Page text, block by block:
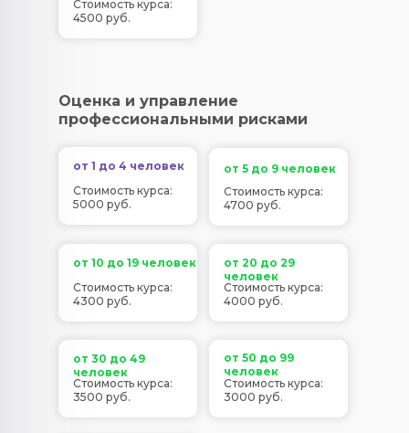
Стоимость курса:
4500 руб.
Оценка и управление
профессиональными рисками
от 1 до 4 человек
Стоимость курса:
5000 руб.
от 5 до 9 человек
от 10 до 19 человек
от 20 до 29
человек
от 30 до 49
человек
от 50 до 99
человек
Стоимость курса:
4700 руб.
Стоимость курса:
4300 руб.
Стоимость курса:
4000 руб.
Стоимость курса:
3500 руб.
Стоимость курса:
3000 руб.